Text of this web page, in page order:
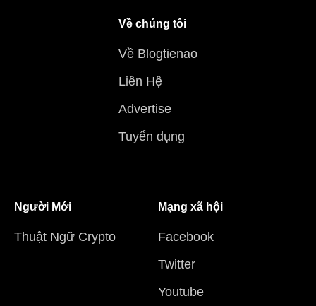
Về chúng tôi
Về Blogtienao
Liên Hệ
Advertise
Tuyển dụng
Người Mới
Thuật Ngữ Crypto
Mạng xã hội
Facebook
Twitter
Youtube